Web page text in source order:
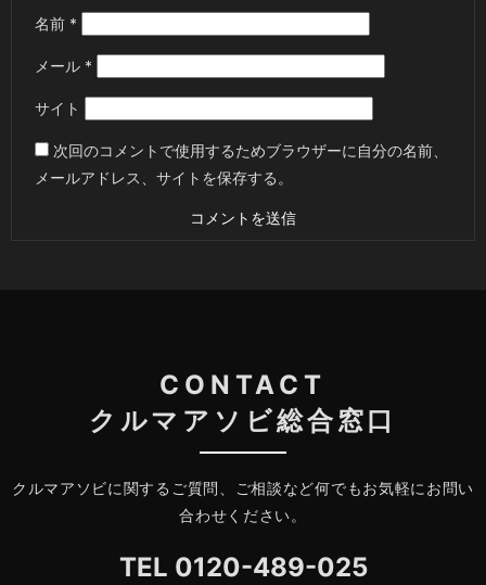
名前 *
メール *
サイト
次回のコメントで使用するためブラウザーに自分の名前、
メールアドレス、サイトを保存する。
CONTACT
クルマアソビ総合窓口
クルマアソビに関するご質問、ご相談など何でもお気軽にお問い
合わせください。
TEL 0120-489-025